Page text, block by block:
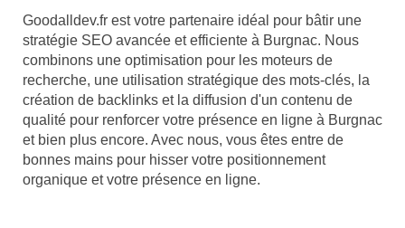
Goodalldev.fr est votre partenaire idéal pour bâtir une
stratégie SEO avancée et efficiente à Burgnac. Nous
combinons une optimisation pour les moteurs de
recherche, une utilisation stratégique des mots-clés, la
création de backlinks et la diffusion d'un contenu de
qualité pour renforcer votre présence en ligne à Burgnac
et bien plus encore. Avec nous, vous êtes entre de
bonnes mains pour hisser votre positionnement
organique et votre présence en ligne.